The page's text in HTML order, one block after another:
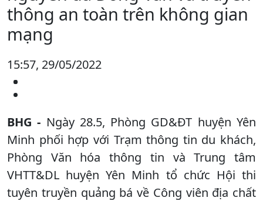
thông an toàn trên không gian
mạng
15:57, 29/05/2022
BHG - Ngày 28.5, Phòng GD&ĐT huyện Yên
Minh phối hợp với Trạm thông tin du khách,
Phòng Văn hóa thông tin và Trung tâm
VHTT&DL huyện Yên Minh tổ chức Hội thi
tuyên truyền quảng bá về Công viên địa chất